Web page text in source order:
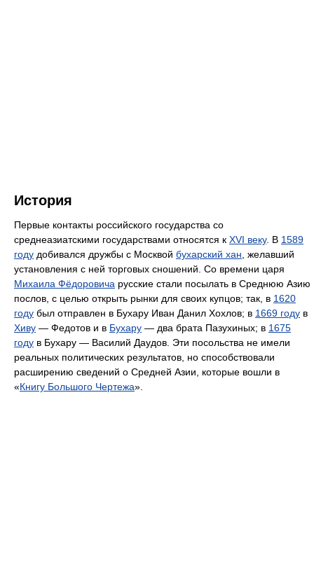
История
Первые контакты российского государства со
среднеазиатскими государствами относятся к XVI веку. В 1589
году добивался дружбы с Москвой бухарский хан , желавший
установления с ней торговых сношений. Со времени царя
Михаила Фёдоровича русские стали посылать в Среднюю Азию
послов, с целью открыть рынки для своих купцов; так, в 1620
году был отправлен в Бухару Иван Данил Хохлов; в 1669 году в
Хиву — Федотов и в Бухару — два брата Пазухиных; в 1675
году в Бухару — Василий Даудов. Эти посольства не имели
реальных политических результатов, но способствовали
расширению сведений о Средней Азии, которые вошли в
«Книгу Большого Чертежа».